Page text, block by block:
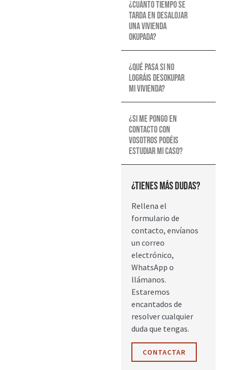
¿Cuánto tiempo se
tarda en desalojar
una vivienda
okupada?
¿Qué pasa si no
lográis desokupar
mi vivienda?
¿Si me pongo en
contacto con
vosotros podéis
estudiar mi caso?
¿Tienes más dudas?
Rellena el
formulario de
contacto, envíanos
un correo
electrónico,
WhatsApp o
llámanos.
Estaremos
encantados de
resolver cualquier
duda que tengas.
CONTACTAR